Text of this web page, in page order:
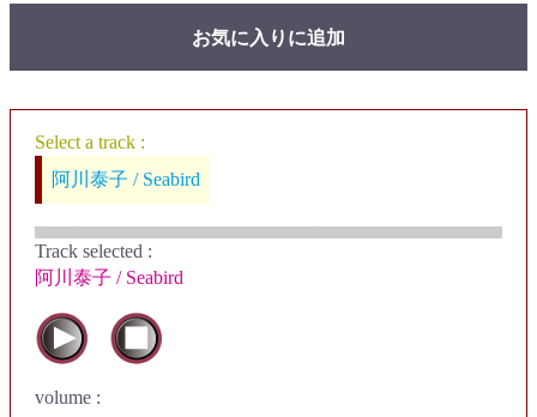
お気に入りに追加
Select a track :
阿川泰子 / Seabird
Track selected :
阿川泰子 / Seabird
volume :